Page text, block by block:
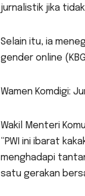
jurnalistik jika
Selain itu, ia
gender online
Wamen Komdigi:
Wakil Menteri
“PWI ini ibarat
menghadapi
satu gerakan